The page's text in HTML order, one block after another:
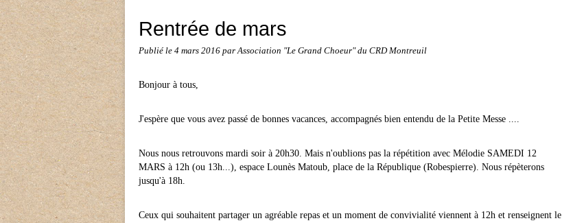
Rentrée de mars
Publié le 4 mars 2016 par Association "Le Grand Choeur" du CRD Montreuil
Bonjour à tous,
J'espère que vous avez passé de bonnes vacances, accompagnés bien entendu de la Petite Messe ....
Nous nous retrouvons mardi soir à 20h30. Mais n'oublions pas la répétition avec Mélodie SAMEDI 12
MARS à 12h (ou 13h...), espace Lounès Matoub, place de la République (Robespierre). Nous répèterons
jusqu'à 18h.
Ceux qui souhaitent partager un agréable repas et un moment de convivialité viennent à 12h et renseignent le